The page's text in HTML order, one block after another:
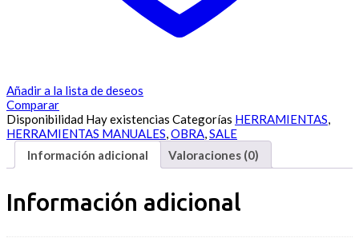
Añadir a la lista de deseos
Comparar
Disponibilidad Hay existencias Categorías HERRAMIENTAS,
HERRAMIENTAS MANUALES,OBRA,SALE
Información adicional
Valoraciones (0)
Información adicional